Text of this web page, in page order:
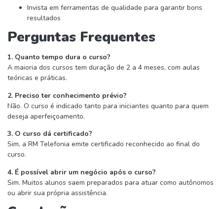
Invista em ferramentas de qualidade para garantir bons
resultados
Perguntas Frequentes
1. Quanto tempo dura o curso?
A maioria dos cursos tem duração de 2 a 4 meses, com aulas
teóricas e práticas.
2. Preciso ter conhecimento prévio?
Não. O curso é indicado tanto para iniciantes quanto para quem
deseja aperfeiçoamento.
3. O curso dá certificado?
Sim, a RM Telefonia emite certificado reconhecido ao final do
curso.
4. É possível abrir um negócio após o curso?
Sim. Muitos alunos saem preparados para atuar como autônomos
ou abrir sua própria assistência.